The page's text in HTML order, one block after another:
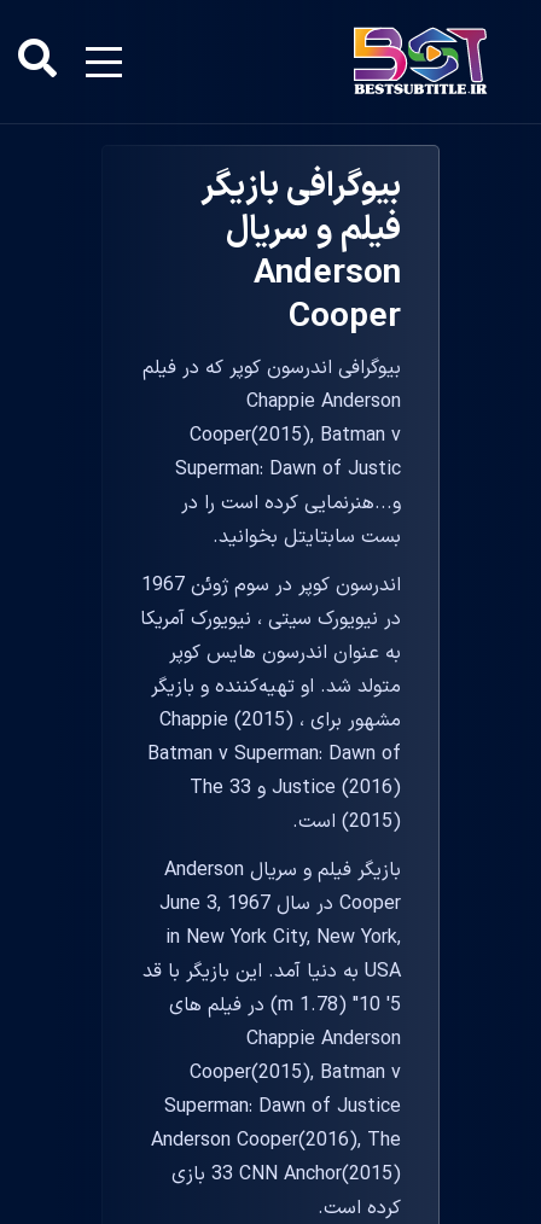
بیوگرافی بازیگر
فیلم و سریال
Anderson
Cooper
بیوگرافی اندرسون کوپر که در فیلم
Chappie Anderson
Cooper(2015), Batman v
Superman: Dawn of Justic
و...هنرنمایی کرده است را در
بست سابتایتل بخوانید.
اندرسون کوپر در سوم ژوئن 1967
در نیویورک سیتی ، نیویورک آمریکا
به عنوان اندرسون هایس کوپر
متولد شد. او تهیه‌کننده و بازیگر
مشهور برای Chappie (2015) ،
Batman v Superman: Dawn of
Justice (2016) و The 33
(2015) است.
بازیگر فیلم و سریال Anderson
Cooper در سال June 3, 1967
in New York City, New York,
USA به دنیا آمد. این بازیگر با قد
5' 10" (1.78 m) در فیلم های
Chappie Anderson
Cooper(2015), Batman v
Superman: Dawn of Justice
Anderson Cooper(2016), The
33 CNN Anchor(2015) بازی
کرده است.